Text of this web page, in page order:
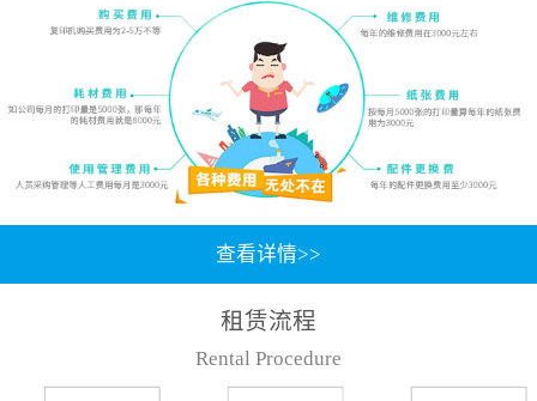
查看详情>>
租赁流程
Rental Procedure